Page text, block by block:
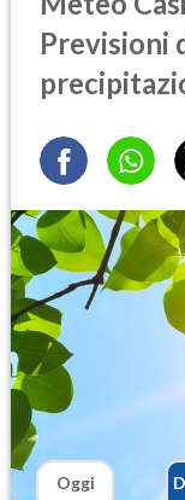
Previsioni
Oggi